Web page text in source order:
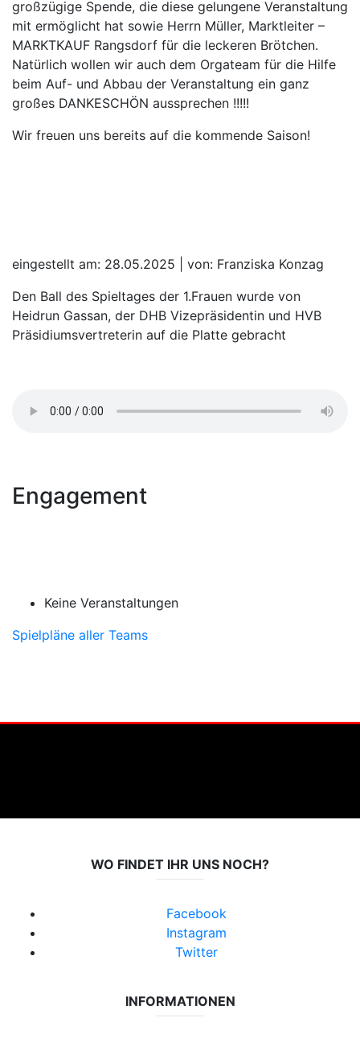
großzügige Spende, die diese gelungene Veranstaltung
mit ermöglicht hat sowie Herrn Müller, Marktleiter –
MARKTKAUF Rangsdorf für die leckeren Brötchen.
Natürlich wollen wir auch dem Orgateam für die Hilfe
beim Auf- und Abbau der Veranstaltung ein ganz
großes DANKESCHÖN aussprechen !!!!!
Wir freuen uns bereits auf die kommende Saison!
eingestellt am: 28.05.2025 | von: Franziska Konzag
Den Ball des Spieltages der 1.Frauen wurde von
Heidrun Gassan, der DHB Vizepräsidentin und HVB
Präsidiumsvertreterin auf die Platte gebracht
Engagement
Keine Veranstaltungen
Spielpläne aller Teams
WO FINDET IHR UNS NOCH?
Facebook
Instagram
Twitter
INFORMATIONEN